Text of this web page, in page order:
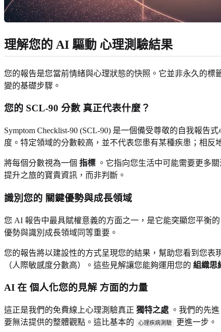
理解您的 AI 驅動 心理測驗結果
您的報告是您當前情緒與心理狀態的快照。它並非永久的
變的基礎步驟。
您的 SCL-90 分數 真正代表什麼？
Symptom Checklist-90 (SCL-90) 是一個備受尊敬的自我報
度。特定領域的分數較高，並不代表您患有某種疾患；相反
將每個分數視為一個 指標 。它指向您生活中可能需要更多
提升之旅的寶貴資訊，而非判斷。
識別您的 關鍵優勢與成長領域
您 AI 報告中最具賦權意義的方面之一，是它能突顯您平衡
優勢與識別成長領域同等重要。
您的報告將以建設性的方式呈現您的結果，幫助您看到您
（人際敏感度分數高）。這些見解讓您能夠運用您的 組織思
AI 在 個人化您的見解 方面的力量
這正是我們的免費線上心理測驗真正 獨特之處 。我們的先
要無法提供的整體觀點。這比基本的
心理疾病測驗 更進一步。